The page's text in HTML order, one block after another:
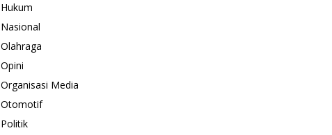
Hukum
Nasional
Olahraga
Opini
Organisasi Media
Otomotif
Politik